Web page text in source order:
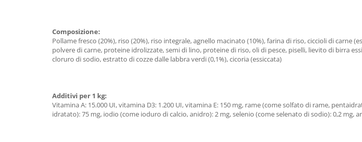
Composizione:
Pollame fresco (20%), riso (20%), riso integrale, agnello macinato (10%), farina di riso, ciccioli di
polvere di carne, proteine idrolizzate, semi di lino, proteine di riso, oli di pesce, piselli, lievito di birra
cloruro di sodio, estratto di cozze dalle labbra verdi (0,1%), cicoria (essiccata)
Additivi per 1 kg:
Vitamina A: 15.000 UI, vitamina D3: 1.200 UI, vitamina E: 150 mg, rame (come solfato di rame,
idratato): 75 mg, iodio (come ioduro di calcio, anidro): 2 mg, selenio (come selenato di sodio): 0,2 mg,